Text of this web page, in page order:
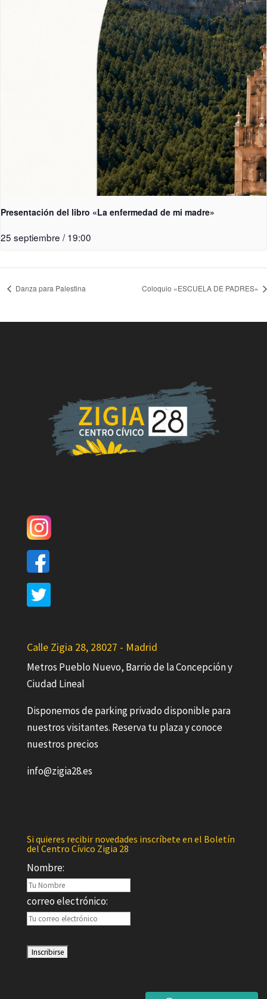
Presentación del libro «La enfermedad de mi madre»
25 septiembre / 19:00
Danza para Palestina Coloquio «ESCUELA DE PADRES»
Calle Zigia 28, 28027 - Madrid
Metros Pueblo Nuevo, Barrio de la Concepción y
Ciudad Lineal
Disponemos de parking privado disponible para
nuestros visitantes. Reserva tu plaza y conoce
nuestros precios
info@zigia28.es
Si quieres recibir novedades inscríbete en el Boletín
del Centro Cívico Zigia 28
Nombre:
correo electrónico: